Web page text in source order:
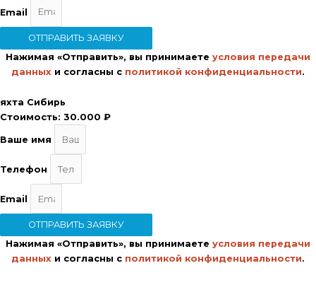
Email
ОТПРАВИТЬ ЗАЯВКУ
Нажимая «Отправить», вы принимаете условия передачи
данных и согласны с политикой конфиденциальности.
яхта Сибирь
Стоимость: 30.000 ₽
Ваше имя
Телефон
Email
ОТПРАВИТЬ ЗАЯВКУ
Нажимая «Отправить», вы принимаете условия передачи
данных и согласны с политикой конфиденциальности.